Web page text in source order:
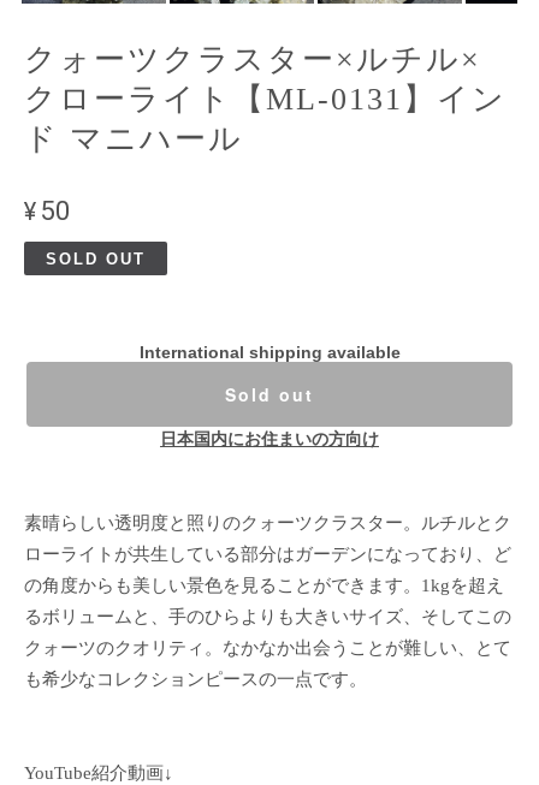
クォーツクラスター×ルチル×
クローライト【ML-0131】イン
ド マニハール
¥50
SOLD OUT
International shipping available
Sold out
日本国内にお住まいの方向け
素晴らしい透明度と照りのクォーツクラスター。ルチルとク
ローライトが共生している部分はガーデンになっており、ど
の角度からも美しい景色を見ることができます。1kgを超え
るボリュームと、手のひらよりも大きいサイズ、そしてこの
クォーツのクオリティ。なかなか出会うことが難しい、とて
も希少なコレクションピースの一点です。
YouTube紹介動画↓